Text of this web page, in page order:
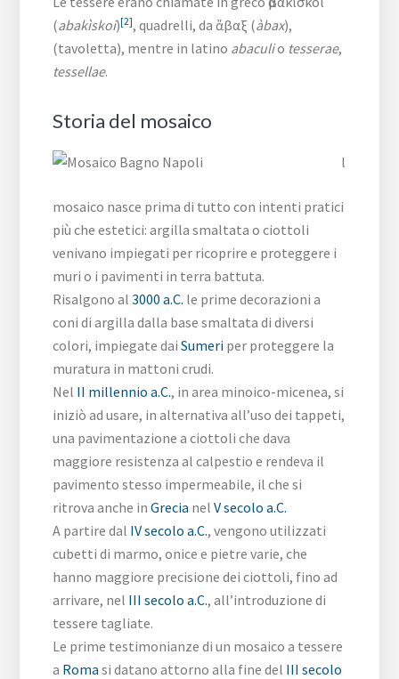
(abakìskoi)[2], quadrelli, da ἄβαξ (àbax),
(tavoletta), mentre in latino abaculio tesserae,
tessellae.
Storia del mosaico
l
mosaico nasce prima di tutto con intenti pratici
più che estetici: argilla smaltata o ciottoli
venivano impiegati per ricoprire e proteggere i
muri o i pavimenti in terra battuta.
Risalgono al3000 a.C. le prime decorazioni a
coni di argilla dalla base smaltata di diversi
colori, impiegate daiSumeri per proteggere la
muratura in mattoni crudi.
Nel II millennio a.C., in area minoico-micenea, si
iniziò ad usare, in alternativa all’uso dei tappeti,
una pavimentazione a ciottoli che dava
maggiore resistenza al calpestio e rendeva il
pavimento stesso impermeabile, il che si
ritrova anche inGrecia nelV secolo a.C.
A partire dal IV secolo a.C., vengono utilizzati
cubetti di marmo, onice e pietre varie, che
hanno maggiore precisione dei ciottoli, fino ad
arrivare, nel III secolo a.C., all’introduzione di
tessere tagliate.
Le prime testimonianze di un mosaico a tessere
a Roma si datano attorno alla fine del III secolo